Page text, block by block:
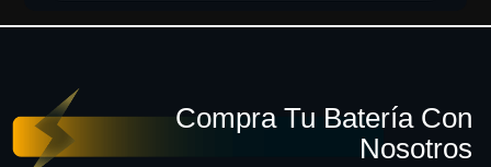
Compra Tu Batería Con
Nosotros